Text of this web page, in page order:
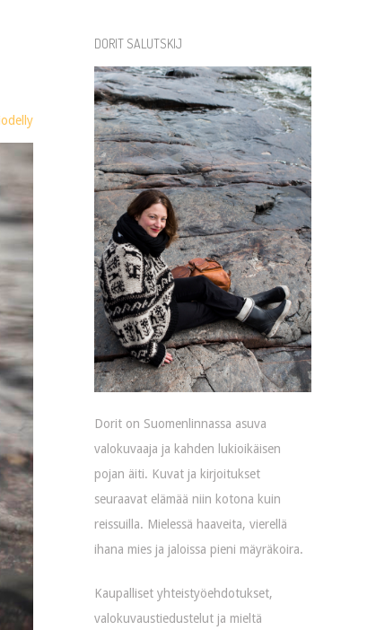
DORIT SALUTSKIJ
Dorit on Suomenlinnassa asuva
valokuvaaja ja kahden lukioikäisen
pojan äiti. Kuvat ja kirjoitukset
seuraavat elämää niin kotona kuin
reissuilla. Mielessä haaveita, vierellä
ihana mies ja jaloissa pieni mäyräkoira.
Kaupalliset yhteistyöehdotukset,
valokuvaustiedustelut ja mieltä